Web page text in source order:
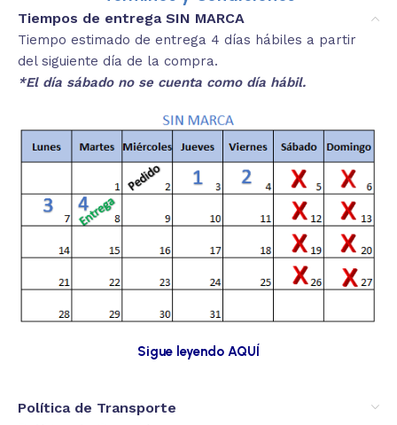
Tiempos de entrega SIN MARCA
Tiempo estimado de entrega 4 días hábiles a partir
del siguiente día de la compra.
*El día sábado no se cuenta como día hábil.
Sigue leyendo AQUÍ
Política de Transporte